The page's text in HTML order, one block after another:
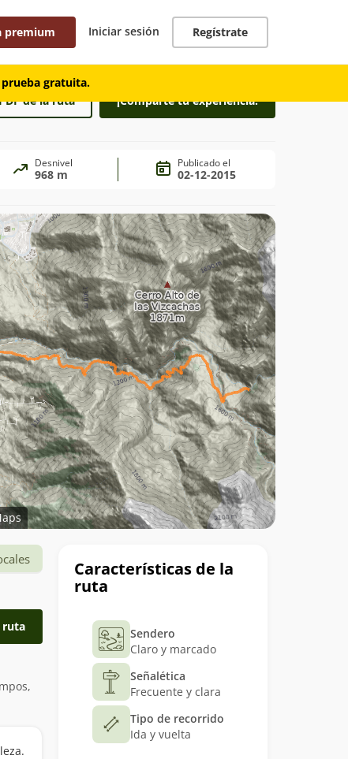
premium Iniciar sesión Regístrate
gratuita.
de la ruta ¡Comparte tu experiencia!
Desnivel
968 m
Publicado el
02-12-2015
Datos
del
Características de la
ruta
Sendero
Claro y marcado
Señalética
Frecuente y clara
Tipo de recorrido
Ida y vuelta
ruta